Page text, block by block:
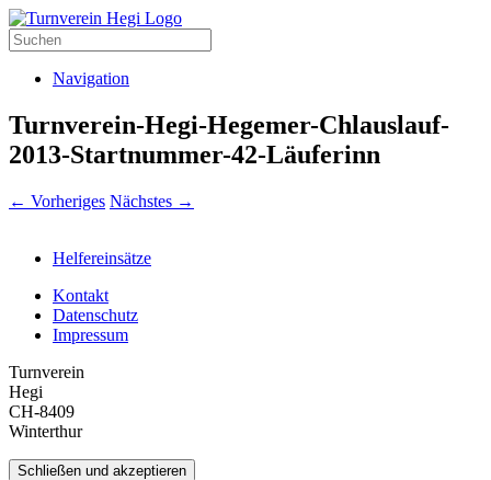
Navigation
Turnverein-Hegi-Hegemer-Chlauslauf-
2013-Startnummer-42-Läuferinn
← Vorheriges Nächstes →
Helfereinsätze
Kontakt
Datenschutz
Impressum
Turnverein
Hegi
CH-8409
Winterthur